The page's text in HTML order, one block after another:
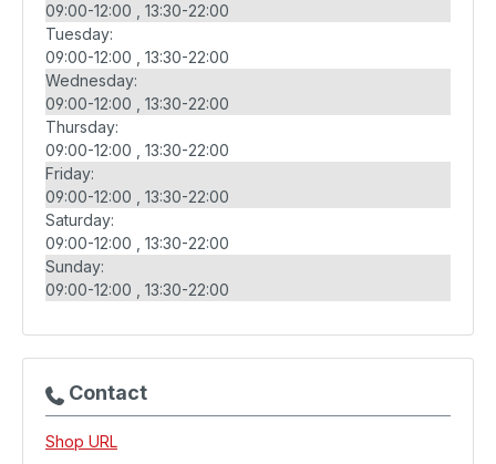
09:00-12:00
13:30-22:00
Tuesday:
09:00-12:00
13:30-22:00
Wednesday:
09:00-12:00
13:30-22:00
Thursday:
09:00-12:00
13:30-22:00
Friday:
09:00-12:00
13:30-22:00
Saturday:
09:00-12:00
13:30-22:00
Sunday:
09:00-12:00
13:30-22:00
Contact
Shop URL